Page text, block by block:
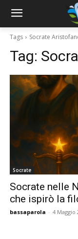
Tags Socrate
Tag:
Socrate
Socrate nelle
che ispirò la
bassaparola - 4 Maggio